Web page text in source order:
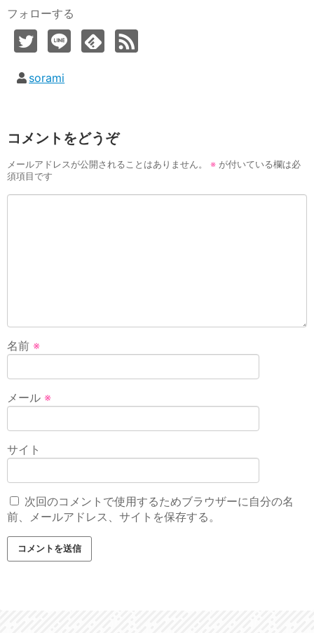
フォローする
sorami
コメントをどうぞ
メールアドレスが公開されることはありません。 ※ が付いている欄は必
須項目です
名前 ※
メール ※
サイト
次回のコメントで使用するためブラウザーに自分の名
前、メールアドレス、サイトを保存する。